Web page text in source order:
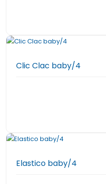
Clic Clac baby/4
Elastico baby/4